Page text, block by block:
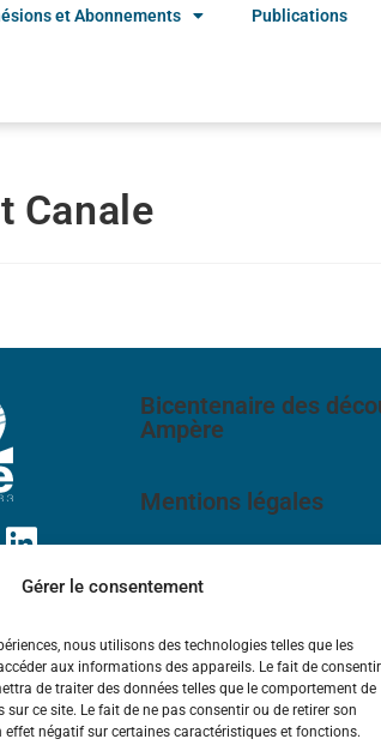
Gérer le consentement
nous utilisons des technologies telles que les
aux informations des appareils. Le fait de
de traiter des données telles que le comportement de
ce site. Le fait de ne pas consentir ou de retirer son
négatif sur certaines caractéristiques et fonctions.
et Abonnements Publications
Canale
Bicentenaire des
Ampère
Mentions légales